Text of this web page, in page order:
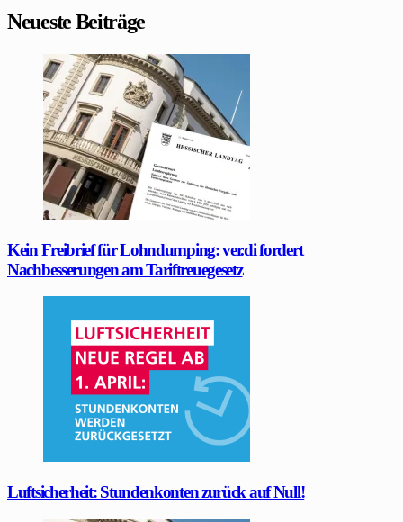
Neueste Beiträge
Kein Freibrief für Lohndumping: ver.di fordert
Nachbesserungen am Tariftreuegesetz
Luftsicherheit: Stundenkonten zurück auf Null!